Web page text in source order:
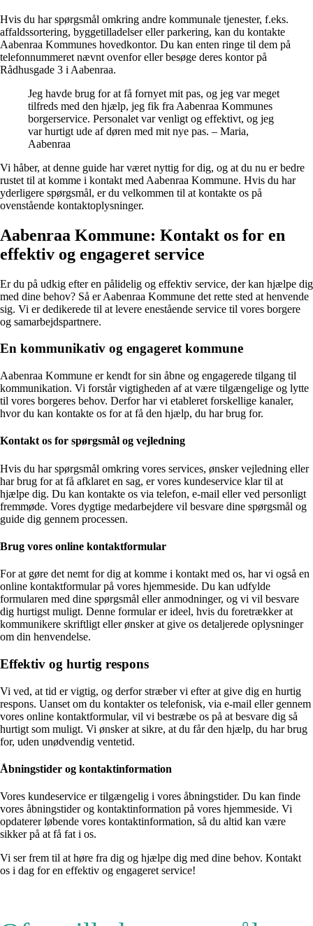
Hvis du har spørgsmål omkring andre kommunale tjenester, f.eks.
affaldssortering, byggetilladelser eller parkering, kan du kontakte
Aabenraa Kommunes hovedkontor. Du kan enten ringe til dem på
telefonnummeret nævnt ovenfor eller besøge deres kontor på
Rådhusgade 3 i Aabenraa.
Jeg havde brug for at få fornyet mit pas, og jeg var meget
tilfreds med den hjælp, jeg fik fra Aabenraa Kommunes
borgerservice. Personalet var venligt og effektivt, og jeg
var hurtigt ude af døren med mit nye pas. – Maria,
Aabenraa
Vi håber, at denne guide har været nyttig for dig, og at du nu er bedre
rustet til at komme i kontakt med Aabenraa Kommune. Hvis du har
yderligere spørgsmål, er du velkommen til at kontakte os på
ovenstående kontaktoplysninger.
Aabenraa Kommune: Kontakt os for en
effektiv og engageret service
Er du på udkig efter en pålidelig og effektiv service, der kan hjælpe dig
med dine behov? Så er Aabenraa Kommune det rette sted at henvende
sig. Vi er dedikerede til at levere enestående service til vores borgere
og samarbejdspartnere.
En kommunikativ og engageret kommune
Aabenraa Kommune er kendt for sin åbne og engagerede tilgang til
kommunikation. Vi forstår vigtigheden af at være tilgængelige og lytte
til vores borgeres behov. Derfor har vi etableret forskellige kanaler,
hvor du kan kontakte os for at få den hjælp, du har brug for.
Kontakt os for spørgsmål og vejledning
Hvis du har spørgsmål omkring vores services, ønsker vejledning eller
har brug for at få afklaret en sag, er vores kundeservice klar til at
hjælpe dig. Du kan kontakte os via telefon, e-mail eller ved personligt
fremmøde. Vores dygtige medarbejdere vil besvare dine spørgsmål og
guide dig gennem processen.
Brug vores online kontaktformular
For at gøre det nemt for dig at komme i kontakt med os, har vi også en
online kontaktformular på vores hjemmeside. Du kan udfylde
formularen med dine spørgsmål eller anmodninger, og vi vil besvare
dig hurtigst muligt. Denne formular er ideel, hvis du foretrækker at
kommunikere skriftligt eller ønsker at give os detaljerede oplysninger
om din henvendelse.
Effektiv og hurtig respons
Vi ved, at tid er vigtig, og derfor stræber vi efter at give dig en hurtig
respons. Uanset om du kontakter os telefonisk, via e-mail eller gennem
vores online kontaktformular, vil vi bestræbe os på at besvare dig så
hurtigt som muligt. Vi ønsker at sikre, at du får den hjælp, du har brug
for, uden unødvendig ventetid.
Åbningstider og kontaktinformation
Vores kundeservice er tilgængelig i vores åbningstider. Du kan finde
vores åbningstider og kontaktinformation på vores hjemmeside. Vi
opdaterer løbende vores kontaktinformation, så du altid kan være
sikker på at få fat i os.
Vi ser frem til at høre fra dig og hjælpe dig med dine behov. Kontakt
os i dag for en effektiv og engageret service!